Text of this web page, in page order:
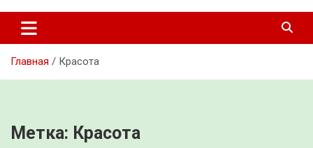
Главная Красота
Метка: Красота